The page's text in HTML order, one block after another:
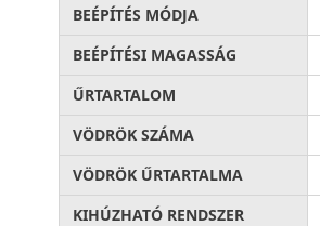
BEÉPÍTÉS MÓDJA
BEÉPÍTÉSI MAGASSÁG
ŰRTARTALOM
VÖDRÖK SZÁMA
VÖDRÖK ŰRTARTALMA
KIHÚZHATÓ RENDSZER